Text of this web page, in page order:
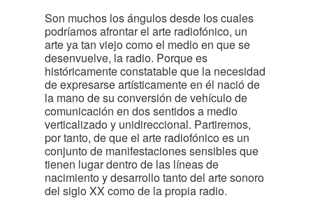
Son muchos los ángulos desde los cuales
podríamos afrontar el arte radiofónico, un
arte ya tan viejo como el medio en que se
desenvuelve, la radio. Porque es
históricamente constatable que la necesidad
de expresarse artísticamente en él nació de
la mano de su conversión de vehículo de
comunicación en dos sentidos a medio
verticalizado y unidireccional. Partiremos,
por tanto, de que el arte radiofónico es un
conjunto de manifestaciones sensibles que
tienen lugar dentro de las líneas de
nacimiento y desarrollo tanto del arte sonoro
del siglo XX como de la propia radio.